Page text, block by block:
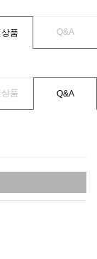
품 Q&A
품 Q&A